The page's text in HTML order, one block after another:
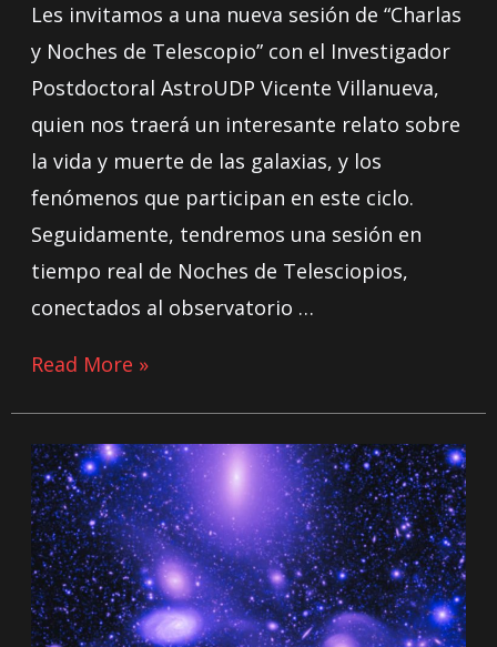
Les invitamos a una nueva sesión de “Charlas
y Noches de Telescopio” con el Investigador
Postdoctoral AstroUDP Vicente Villanueva,
quien nos traerá un interesante relato sobre
la vida y muerte de las galaxias, y los
fenómenos que participan en este ciclo.
Seguidamente, tendremos una sesión en
tiempo real de Noches de Telesciopios,
conectados al observatorio …
Read More »